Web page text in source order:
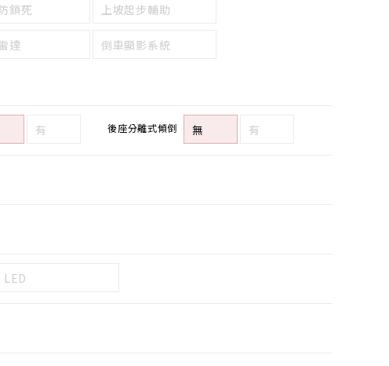
鎖死 上坡起步輔助
達 倒車顯影系統
有 後座分離式傾倒 無 有
LED